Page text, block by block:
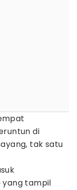
di
tak satu
yang tampil